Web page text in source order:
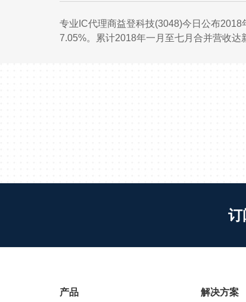
专业IC代理商益登科技(3048)今日公布
7.05%。累计2018年一月至七月合并营收达
订
产品 解决方案